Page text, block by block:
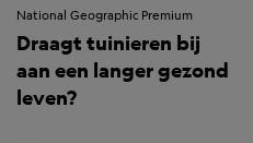
National Geographic Premium
Draagt tuinieren bij
aan een langer gezond
leven?